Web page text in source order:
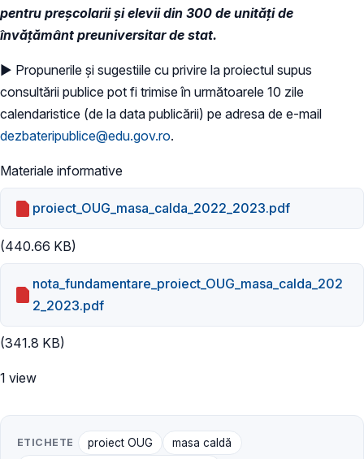
pentru preşcolarii şi elevii din 300 de unităţi de
învăţământ preuniversitar de stat.
► Propunerile și sugestiile cu privire la proiectul supus
consultării publice pot fi trimise în următoarele 10 zile
calendaristice (de la data publicării) pe adresa de e-mail
dezbateripublice@edu.gov.ro.
Materiale informative
proiect_OUG_masa_calda_2022_2023.pdf
(440.66 KB)
nota_fundamentare_proiect_OUG_masa_calda_202
2_2023.pdf
(341.8 KB)
1 view
ETICHETE proiect OUG
masa caldă